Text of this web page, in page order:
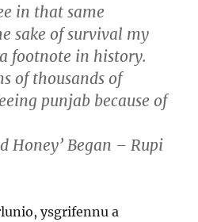
in that same
sake of survival my
footnote in history.
of thousands of
punjab because of
Honey’ Began – Rupi
ysgrifennu a